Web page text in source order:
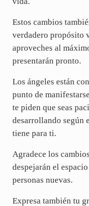
Estos cambios
verdadero propósito
aproveches al
presentarán pronto.
Los ángeles están
punto de
te piden que seas
desarrollando según
tiene para ti.
Agradece los
despejarán el
personas nuevas.
Expresa también tu